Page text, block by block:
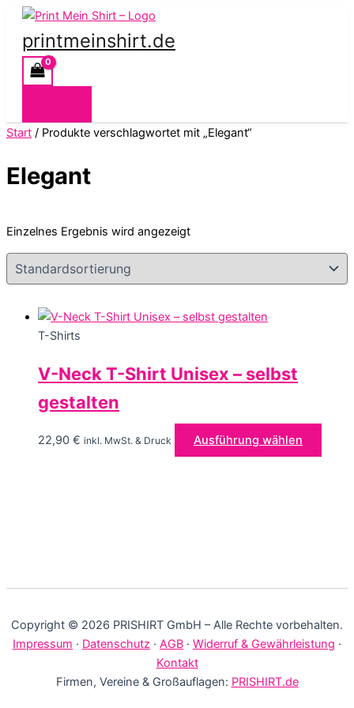
Zum
Inhalt
springen
printmeinshirt.de
Start / Produkte verschlagwortet mit „Elegant“
Elegant
Einzelnes Ergebnis wird angezeigt
T-Shirts
V-Neck T-Shirt Unisex – selbst
gestalten
22,90 € inkl. MwSt. & Druck Ausführung wählen
der
Copyright © 2026 PRISHIRT GmbH – Alle Rechte vorbehalten.
Impressum · Datenschutz · AGB · Widerruf & Gewährleistung ·
Kontakt
Firmen, Vereine & Großauflagen: PRISHIRT.de